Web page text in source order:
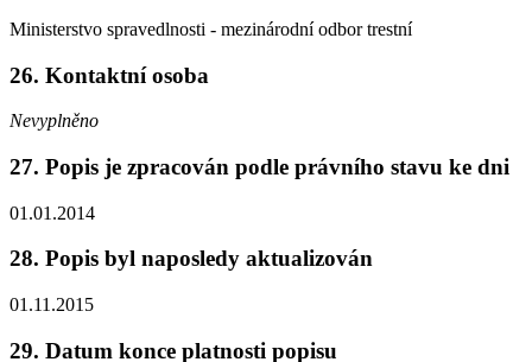
Ministerstvo spravedlnosti - mezinárodní odbor trestní
26. Kontaktní osoba
Nevyplněno
27. Popis je zpracován podle právního stavu ke dni
01.01.2014
28. Popis byl naposledy aktualizován
01.11.2015
29. Datum konce platnosti popisu